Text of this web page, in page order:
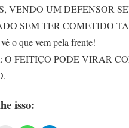
VENDO UM DEFENSOR
SEM TER COMETIDO
o que vem pela frente!
O FEITIÇO PODE VIRAR
isso: